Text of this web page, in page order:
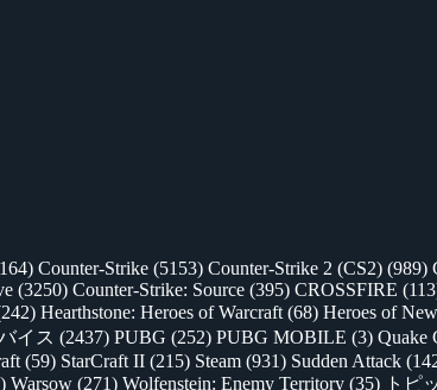
Counter-Strike (5153) Counter-Strike 2 (CS2) (989)
(3250) Counter-Strike: Source (395) CROSSFIRE
Hearthstone: Heroes of Warcraft (68) Heroes of
イス (2437) PUBG (252) PUBG MOBILE (3) Quake
(59) StarCraft II (215) Steam (931) Sudden Attack
Warsow (271) Wolfenstein: Enemy Territory (35) トピ